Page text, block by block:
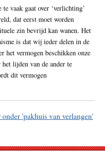
vaak gaat over ‘verlichting’
dat eerst moet worden
zin bevrijd kan wanen. Het
is dat wij ieder delen in de
vermogen beschikken onze
lijden van de ander te
dit vermogen
onder 'pakhuis van verlangen'